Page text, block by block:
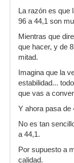
La razón es que
96 a 44,1 son
Mientras que
que hacer, y de
mitad.
Imagina que la
estabilidad...
que vas a
Y ahora pasa de
No es tan
a 44,1.
Por supuesto a
calidad.